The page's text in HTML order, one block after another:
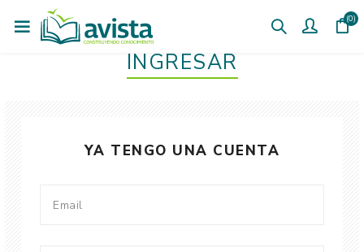
(0)
INGRESAR
YA TENGO UNA CUENTA